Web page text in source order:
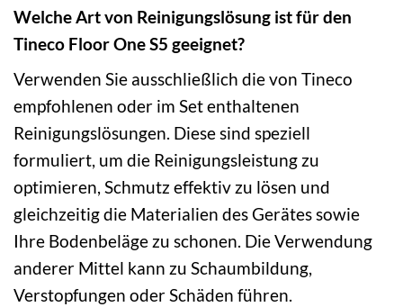
Welche Art von Reinigungslösung ist für den
Tineco Floor One S5 geeignet?
Verwenden Sie ausschließlich die von Tineco
empfohlenen oder im Set enthaltenen
Reinigungslösungen. Diese sind speziell
formuliert, um die Reinigungsleistung zu
optimieren, Schmutz effektiv zu lösen und
gleichzeitig die Materialien des Gerätes sowie
Ihre Bodenbeläge zu schonen. Die Verwendung
anderer Mittel kann zu Schaumbildung,
Verstopfungen oder Schäden führen.